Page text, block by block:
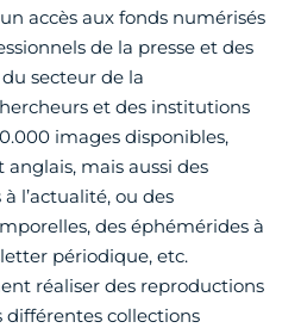
accès aux fonds numérisés
de la presse et des
secteur de la
et des institutions
images disponibles,
anglais, mais aussi des
l’actualité, ou des
des éphémérides à
périodique, etc.
réaliser des reproductions
différentes collections